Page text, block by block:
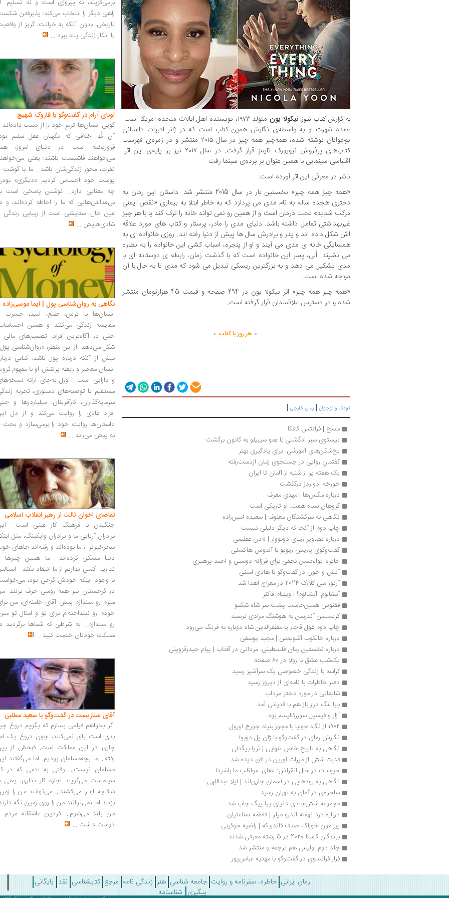
به گزارشکتاب نیوز، نیکولا یون
متولد ۱۹۷۳، نویسنده اهل ایالات متحده آمریکا است.
عمده شهرت او به واسطه‌ی نگارش همین کتاب است که در ژانر ادبیات داستانی
نوجوانان نوشته شده، همه‌چیز همه چیز در سال ۲۰۱۵ منتشر و در زمره‌ی فهرست
کتاب‌های پرفروش نیویورک تایمز قرار گرفت. در سال ۲۰۱۷ نیز بر پایه‌ی این اثر،
اقتباسی سینمایی با همین عنوان بر پرده‌ی سینما رفت.
ناشر در معرفی این اثر آورده است:
«همه چیز همه چیز» نخستین بار در سال 2015 منتشر شد. داستان این رمان به
دختری هجده ساله به نام مَدی می پردازد که به خاطر ابتلا به بیماری «نقص ایمنی
مرکب شدید» تحت درمان است و از همین رو نمی تواند خانه را ترک کند یا با هر چیز
غیربهداشتی تعامل داشته باشد. دنیای مدی را مادر، پرستار و کتاب های مورد علاقه
اش شکل داده اند و پدر و برادرش سال ها پیش از دنیا رفته اند. روزی خانواده ای به
همسایگی خانه ی مدی می آیند و او از پنجره، اسباب کشی این خانواده را به نظاره
می نشیند. اُلی، پسر این خانواده است که با گذشت زمان، رابطه ی دوستانه ای با
مدی تشکیل می دهد و به بزرگترین ریسکی تبدیل می شود که مدی تا به حال با آن
مواجه شده است.
«همه چیز همه چیز» اثر نیکولا یون در 294 صفحه و قیمت 45 هزارتومان منتشر
شده و در دسترس علاقمندان قرار گرفته است.
...............
. هر روز با کتاب .
..............
کودک و نوجوان | رمان خارجی |
مسخ | فرانتس کافکا
تیستوی سبز انگشتی با عمو سیبیلو به کانون برگشت
یخ‌شکن‌های آموزشی  برای یادگیری بهتر
گفتمانِ روایی در جستجوی زمان ازدست‌رفته
یک هفته پر از شنبه از آلمان تا ایران
خورخه ادواردز درگذشت
درباره مگس‌ها | ‌‌مهدی معرف
گروهان سیاه هفت: او تاریکی است
نگاهی به سرگشتگان معلوف | سعیده امین‌زاده
چاپ دوم از آنجا که دیگر دلیلی نیست
درباره تصاویر زیبای دوبووار | لادن عظیمی
گفت‌وگوی پاریس ریویو با آلدوس هاکسلی
جایزه ابوالحسن نجفی برای فرزانه دوستی و احمد پرهیزی
آتش و خون در گفت‌وگو با هادی امینی
آرتور سی کلارک 2024 در معراج اهدا شد
آبشالوم! آبشالوم! | ویلیام فاکنر
ققنوس همین‌جاست پشت سر شاه شکمو
کریستین آندرسن به هوشنگ مرادی نرسید
چاپ دوم غول قاجار یا مظفرالدین شاه دوباره به فرنگ می‌رود
درباره خالکوب آشویتس | مجید یوسفی
درباره نخستین رمان فلسطینی: مردانی در آفتاب | پیام حیدرقزوینی
یک‌شب عشق با زولا در 80 صفحه
کراسه با زندگی خصوصی یک سرآشپز رسید
دفتر خاطرات با ن‍ام‍ه‌ای‌ از دی‍روز رسید
شایعاتی در مورد دختر مرداب
بابا لنگ دراز باز هم با قدیانی آمد
آزار و فیسیل سوررئالیسم بود
۱۹۸۴ از نگاه جولیا با مجوز بنیاد جورج اورول
نگارش رمان در گفت‌وگو با ژان پل دوبوآ
نگاهی به تاریخ خاص تنهایی | ثریا بیگدلی
قدرت شش از میراث لورین در افق دیده شد
حیوانات در حال انقراض: آهای، مواظب ما باشید!
نگاهی به رودهایی در آسمان جاری‌اند | لیلا عبداللهی
ساحره‌ی دراگمان به تهران رسید
مجموعه شش‌جلدی دنیای پپا پیگ چاپ شد
درباره درد نهفته اندرو میلر | فاطمه صناعتیان
پیرامون خوراک صدف فاندربکه | راضیه خوئینی
برندگان کاستا 2020 در 5 رشته معرفی شدند
جلد دوم اولیس هم ترجمه و منتشر شد
فرار فرانسوی در گفت‌وگو با مهدیه عباس‌پور
برمی‌گزیند، نه پیروزی است و نه تسلیم.
راهی دیگر را انتخاب می‌کند: پذیرفتن
تاریخی، بدون آنکه به خیانت، گریز از
یا انکار زندگی پناه ببرد ...
اونای آرام در گفت‌وگو با فاروک شهیچ‭
گویی انسان‌ها ترمزِ خود را از دست داده‌اند
آن کُدِ اخلاقی که نگهبان عقل سلیم
فروریخته است. در دنیای امروز،
می‌خواهند فاشیست باشند؛ یعنی
نفرت، محورِ زندگی‌شان باشد... ما با گوشت
پوست خود احساس کردیم «دیگری»
چه معنایی دارد... نوشتن پاسخی است
بی‌عدالتی‌هایی که ما را احاطه کرده‌اند، و
عین حال، ستایشی است از زیبایی زندگی
شادی‌هایش ...
نگاهی به روان‌شناسی پول | ایما موسی‌زاده
انسان‌ها با ترس، طمع، امید، حسرت
مقایسه زندگی می‌کنند و همین
حتی در آگاه‌ترین افراد، تصمیم‌های مالی
شکل می‌دهد. از این منظر، «روان‌شناسی
بیش از آنکه درباره پول باشد، کتابی
انسان معاصر و رابطه پرتنش او با مفهوم
و دارایی است... اوزل به‌جای ارائه
مستقیم یا توصیه‌های دستوری، تجربه
سرمایه‌گذاران، کارآفرینان، میلیاردرها و
افراد عادی را روایت می‌کند و از دل
داستان‌ها روایت خود را برمی‌سازد و بحث
به پیش می‌راند ...
تقاضای اخوان ثالث از رهبر انقلاب اسلامی
جنگیدن با فرهنگ کار عبثی است...
برادران آریایی ما و برادران وایکینگ، مثل
سحرخیزتر از ما بوده‌اند و رفته‌اند جاهای
دنیا مسکن کرده‌اند... ما همین چیزها
نداریم. کسی نداریم از ما انتقاد بکند...
با وجود اینکه خودش گرجی بود،
در گرجستان نیز همه روسی حرف
میرم رو میندازم پیش آقای خامنه‌ای، من
خودم رو نینداخته‌ام برای تو و امثال تو
رو میندازم... به شرطی که شماها برگردید
مملکت خودتان خدمت کنید ...
آقای سناریست در گفت‌وگو با سعید مطلبی
اگر بخواهم فیلمی بسازم که بگویم دروغ
بدی است باور نمی‌کنند، چون دروغ یک
جاری در این مملکت است. قبحش از
رفته... ما بچه‌مسلمان بودیم. اما می‌گفتند
مسلمان نیست... وقتی به آدمی که در
سینماست می‌گویند اجازه کار نداری، یعنی
شکنجه او را می‌کشند... می‌توانند من را
بزنند اما نمی‌توانند من را روی زمین نگه
من بلند می‌شوم... فردین عاشقانه مردم
دوست داشت ...
رمان ایرانی خاطره، سفرنامه و روایت جامعه شناسی هنر زندگی نامه مرجع کتابشناسی نقد بایگانی
پیگیری شناسنامه